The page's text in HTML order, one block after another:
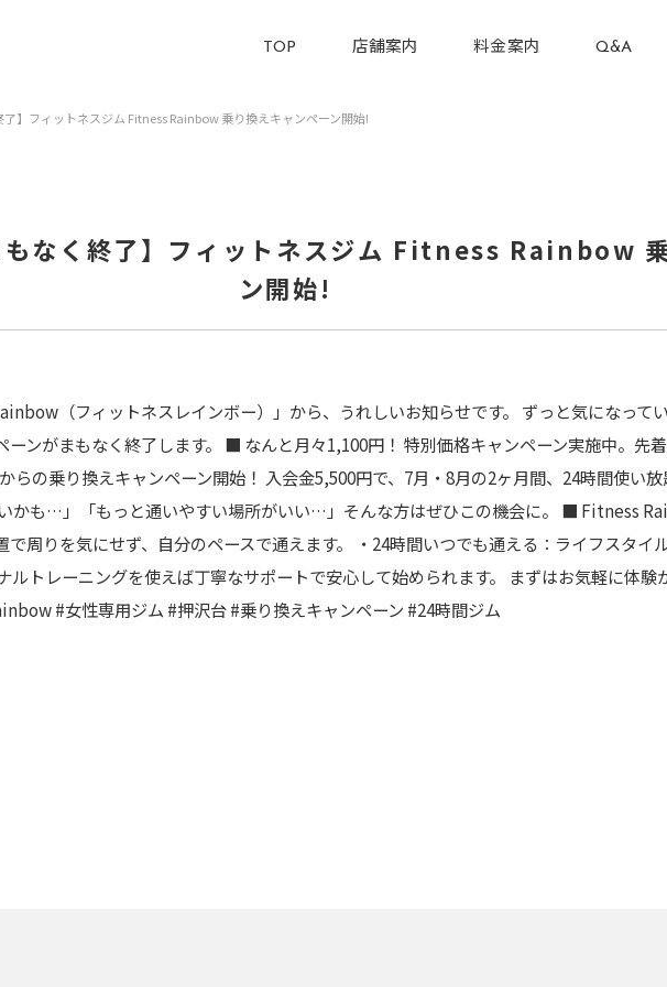
TOP 店舗案内 料金案内 Q&A
了】フィットネスジム Fitness Rainbow 乗り換えキャンペーン開始!
もなく終了】フィットネスジム Fitness Rainbow
ン開始!
（フィットネスレインボー）」から、うれしいお知らせです。 ずっと気になって
ンがまもなく終了します。 ■ なんと月々1,100円！ 特別価格キャンペーン実施中。先
の乗り換えキャンペーン開始！ 入会金5,500円で、7月・8月の2ヶ月間、24時間使い
かも…」「もっと通いやすい場所がいい…」そんな方はぜひこの機会に。 ■ Fitness
で周りを気にせず、自分のペースで通えます。 ・24時間いつでも通える：ライフスタイ
ルトレーニングを使えば丁寧なサポートで安心して始められます。 まずはお気軽に体
#女性専用ジム #押沢台 #乗り換えキャンペーン #24時間ジム